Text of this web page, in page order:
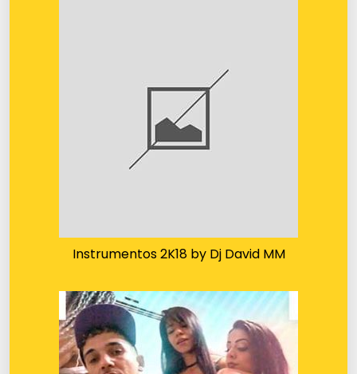
Instrumentos 2K18 by Dj David MM